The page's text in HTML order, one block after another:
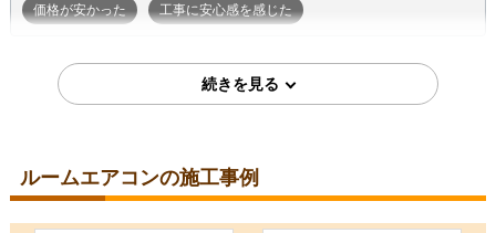
価格が安かった 工事に安心感を感じた
2026年7月7日
コメント
段取りも良く、エアコン取付後のチ
ても良かったです。ありがとうござ
ルームエアコンの施工事例